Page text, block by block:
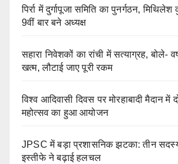
पिर्रा में दुर्गापूजा समिति का पुनर्गठन,
9वीं बार बने अध्यक्ष
सहारा निवेशकों का रांची में सत्याग्रह, बोले-
खत्म, लौटाई जाए पूरी रकम
विश्व आदिवासी दिवस पर मोरहाबादी मैदान में
महोत्सव का हुआ आयोजन
JPSC में बड़ा प्रशासनिक झटका: तीन
इस्तीफे ने बढ़ाई हलचल